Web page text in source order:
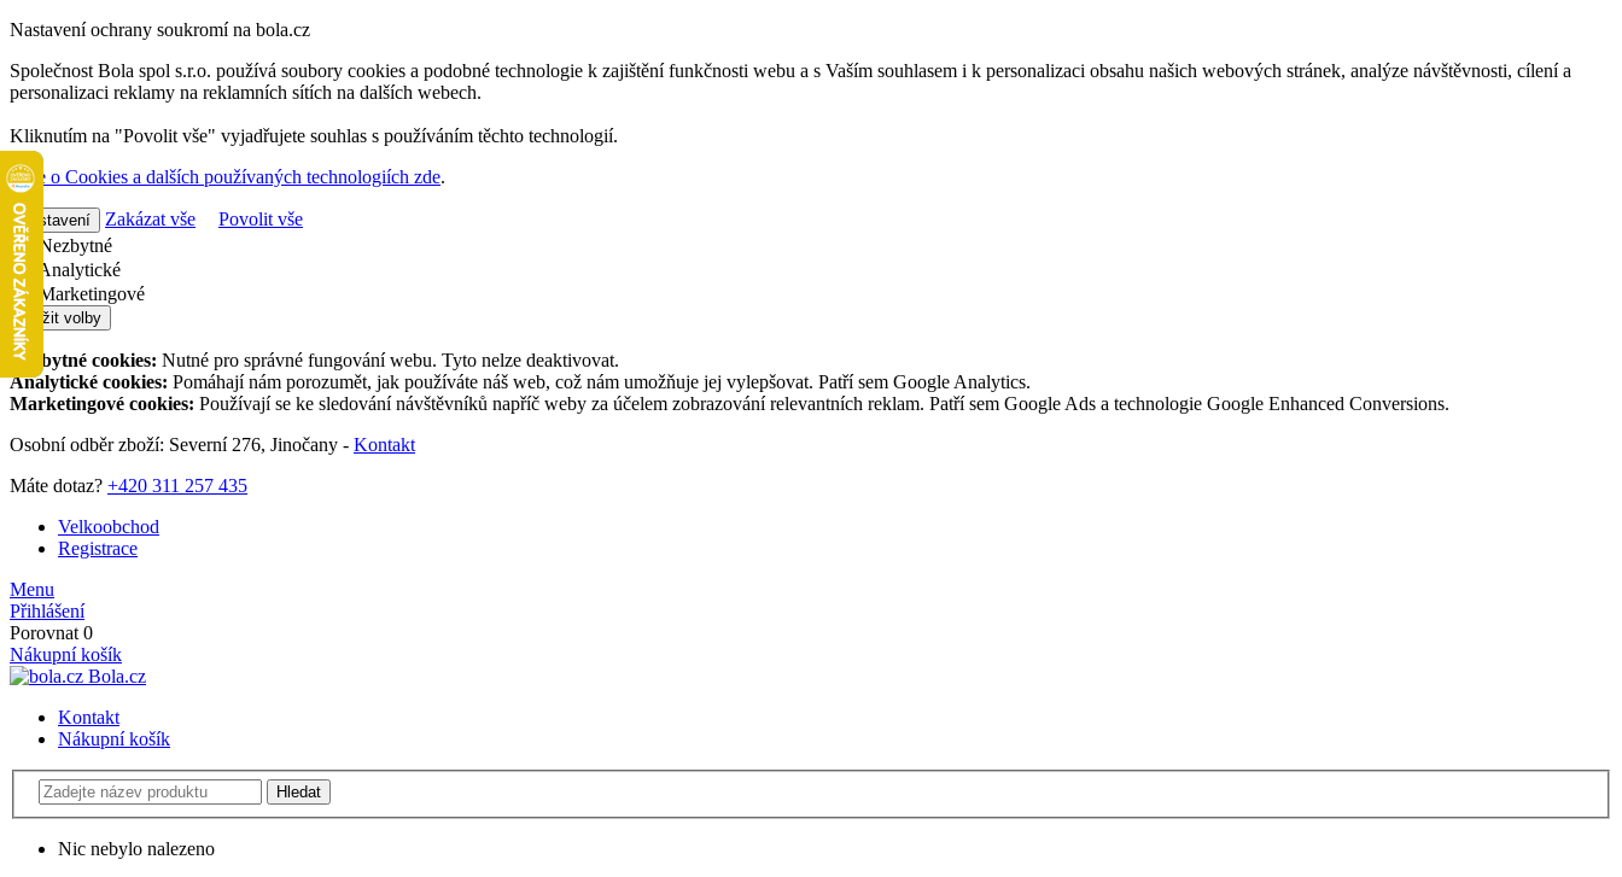
Nastavení ochrany soukromí na bola.cz
Společnost Bola spol s.r.o. používá soubory cookies a podobné technologie k zajištění funkčnosti webu a s Vaším souhlasem i k personalizaci obsahu našich webových stránek, analýze návštěvnosti, cílení a
personalizaci reklamy na reklamních sítích na dalších webech.
Kliknutím na "Povolit vše" vyjadřujete souhlas s používáním těchto technologií.
Více o Cookies a dalších používaných technologiích zde.
Nastavení Zakázat vše
Povolit vše
Nezbytné
Analytické
Marketingové
Uložit volby
Nezbytné cookies: Nutné pro správné fungování webu. Tyto nelze deaktivovat.
Analytické cookies: Pomáhají nám porozumět, jak používáte náš web, což nám umožňuje jej vylepšovat. Patří sem Google Analytics.
Marketingové cookies: Používají se ke sledování návštěvníků napříč weby za účelem zobrazování relevantních reklam. Patří sem Google Ads a technologie Google Enhanced Conversions.
Osobní odběr zboží: Severní 276, Jinočany - Kontakt
Máte dotaz? +420 311 257 435
Velkoobchod
Registrace
Menu
Přihlášení
Porovnat 0
Nákupní košík
Bola.cz
Kontakt
Nákupní košík
Nic nebylo nalezeno